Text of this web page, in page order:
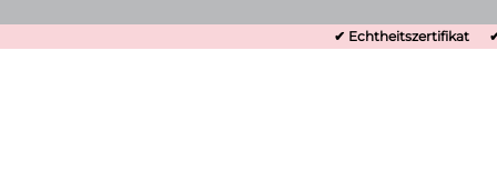
✔ Echtheitszertifikat